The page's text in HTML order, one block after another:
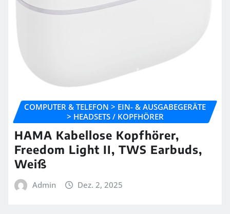
COMPUTER & TELEFON > EIN- & AUSGABEGERÄTE
> HEADSETS / KOPFHÖRER
HAMA Kabellose Kopfhörer,
Freedom Light II, TWS Earbuds,
Weiß
Admin Dez. 2, 2025